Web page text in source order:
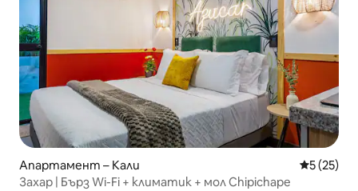
Апартамент – Кали Средна
5 (25)
Захар | Бърз Wi-Fi + климатик + мол Chipichape